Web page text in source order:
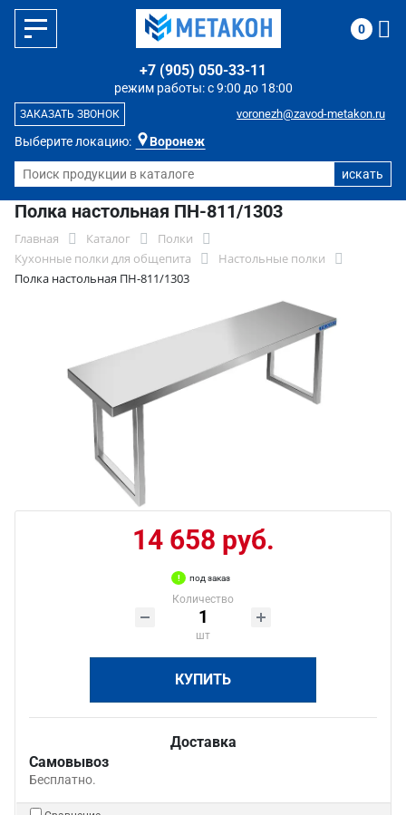
Выберите локацию: Воронеж
режим работы: с 9:00 до 18:00
+7 (905) 050-33-11
voronezh@zavod-metakon.ru
ЗАКАЗАТЬ ЗВОНОК
0
Полка настольная ПН-811/1303
Главная Каталог
Полки
Кухонные полки для общепита
Настольные полки
Полка настольная ПН-811/1303
14 658 руб.
под заказ
Количество
шт
КУПИТЬ
Доставка
Самовывоз
Бесплатно.